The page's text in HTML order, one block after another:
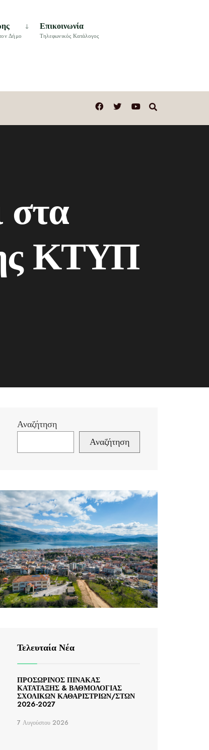
Δήμο
Επικοινωνία
Τηλεφωνικός Κατάλογος
στα
ΚΤΥΠ
Αναζήτηση
Αναζήτηση
Τελευταία Νέα
ΠΡΟΣΩΡΙΝΟΣ ΠΙΝΑΚΑΣ
ΚΑΤΑΤΑΞΗΣ & ΒΑΘΜΟΛΟΓΙΑΣ
ΣΧΟΛΙΚΩΝ ΚΑΘΑΡΙΣΤΡΙΩΝ/ΣΤΩΝ
2026-2027
7 Αυγούστου 2026